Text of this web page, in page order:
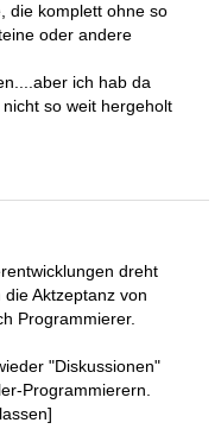
die komplett ohne so
oder andere
ich hab da
so weit hergeholt
dreht
Aktzeptanz von
Programmierer.
"Diskussionen"
Programmierern.